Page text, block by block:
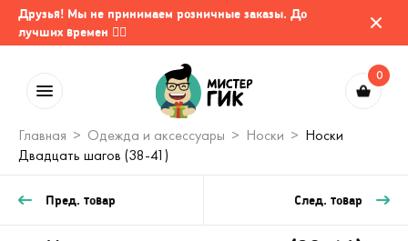
Друзья! Мы не принимаем розничные заказы. До
лучших времен 🤷‍♂️
0
Главная Одежда и аксессуары Носки
Носки
Двадцать шагов (38-41)
Пред. товар След. товар